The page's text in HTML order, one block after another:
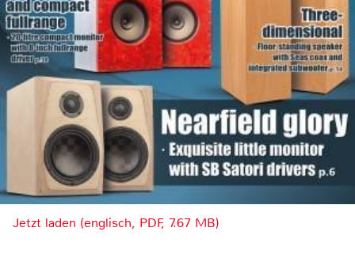
Jetzt laden (englisch, PDF, 7.67 MB)